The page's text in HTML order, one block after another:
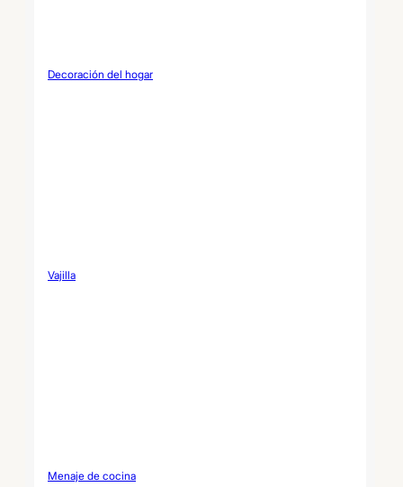
Decoración del hogar
Vajilla
Menaje de cocina